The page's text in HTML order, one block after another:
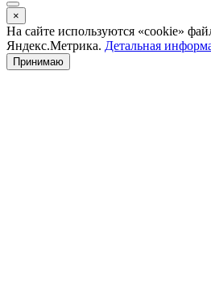
×
На сайте используются «cookie»
Яндекс.Метрика. Детальная
Принимаю